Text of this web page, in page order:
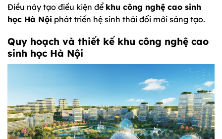
Điều này tạo điều kiện để khu công nghệ cao sinh
học Hà Nội phát triển hệ sinh thái đổi mới sáng tạo.
Quy hoạch và thiết kế khu công nghệ cao
sinh học Hà Nội